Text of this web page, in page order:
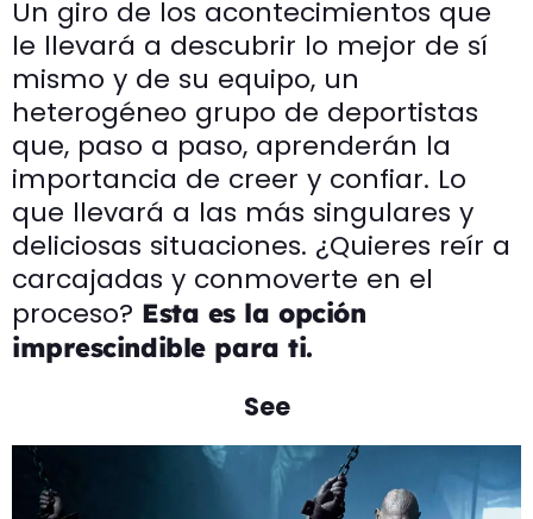
Un giro de los acontecimientos que
le llevará a descubrir lo mejor de sí
mismo y de su equipo, un
heterogéneo grupo de deportistas
que, paso a paso, aprenderán la
importancia de creer y confiar. Lo
que llevará a las más singulares y
deliciosas situaciones. ¿Quieres reír a
carcajadas y conmoverte en el
proceso? Esta es la opción
imprescindible para ti.
See